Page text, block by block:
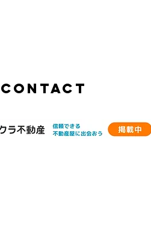
CONTACT